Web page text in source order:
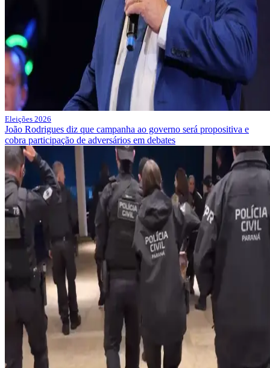
Eleições 2026
João Rodrigues diz que campanha ao governo será propositiva e
cobra participação de adversários em debates